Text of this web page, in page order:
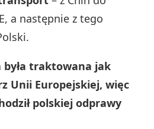
a następnie z tego
była traktowana jak
Unii Europejskiej, więc
polskiej odprawy